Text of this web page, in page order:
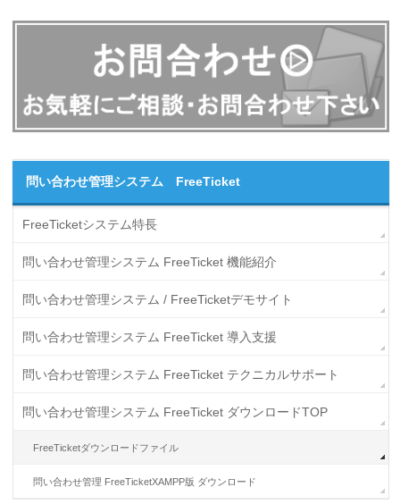
問い合わせ管理システム FreeTicket
FreeTicketシステム特長
問い合わせ管理システム FreeTicket 機能紹介
問い合わせ管理システム / FreeTicketデモサイト
問い合わせ管理システム FreeTicket 導入支援
問い合わせ管理システム FreeTicket テクニカルサポート
問い合わせ管理システム FreeTicket ダウンロードTOP
FreeTicketダウンロードファイル
問い合わせ管理 FreeTicketXAMPP版 ダウンロード